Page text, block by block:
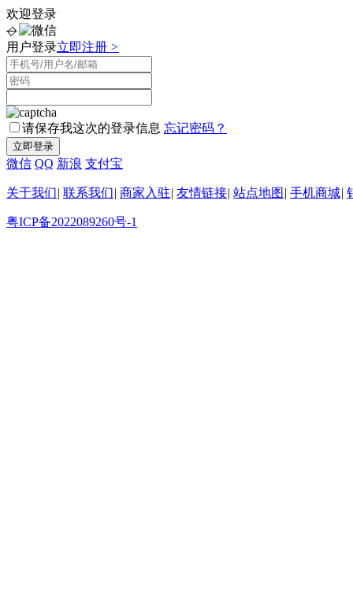
欢迎登录
◇
用户登录立即注册 >
请保存我这次的登录信息 忘记密码？
微信 QQ 新浪 支付宝
关于我们| 联系我们| 商家入驻| 友情链接| 站点地图 | 手机商城|
粤ICP备2022089260号-1